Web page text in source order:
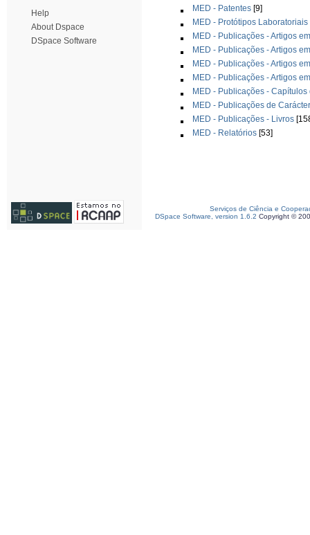
Help
About Dspace
DSpace Software
MED - Patentes [9]
MED - Protótipos Laboratoriais
MED - Publicações - Artigos
MED - Publicações - Artigos
MED - Publicações - Artigos
MED - Publicações - Artigos
MED - Publicações - Capítulos
MED - Publicações de
MED - Publicações - Livros
MED - Relatórios [53]
Serviços de Ciência e
DSpace Software, version 1.6.2 Copyright ©